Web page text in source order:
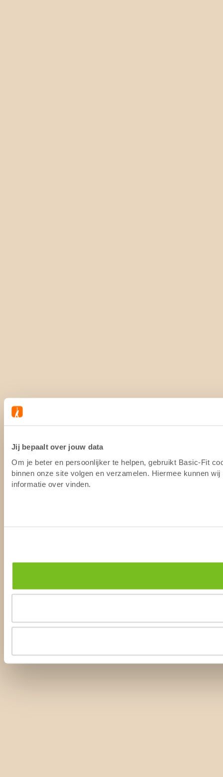
Jij bepaalt over jouw data
Om je beter en persoonlijker te helpen, gebruikt Basic-Fit
binnen onze site volgen en verzamelen. Hiermee kunnen
informatie over vinden.